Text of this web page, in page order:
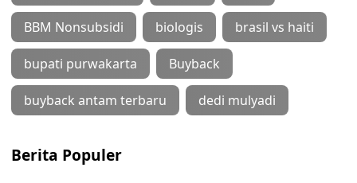
BBM Nonsubsidi biologis brasil vs haiti
bupati purwakarta Buyback
buyback antam terbaru dedi mulyadi
Berita Populer